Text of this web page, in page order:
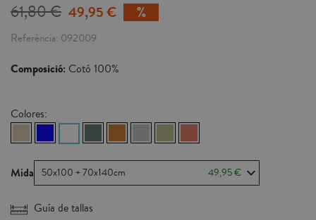
61,80 € 49,95 €
Referència 092009
Composició: Cotó 100%
Colores:
Mida 50x100 + 70x140cm 49,95 €
Guía de tallas